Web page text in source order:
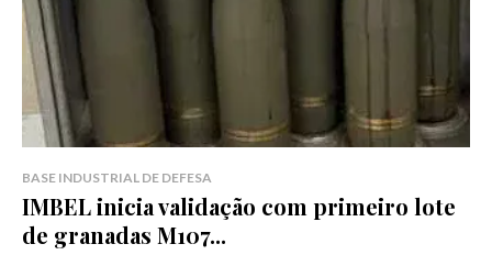
BASE INDUSTRIAL DE DEFESA
IMBEL inicia validação com primeiro lote
de granadas M107...